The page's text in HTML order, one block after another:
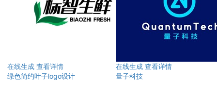
在线生成 查看详情
绿色简约叶子logo设计
在线生成 查看详情
量子科技